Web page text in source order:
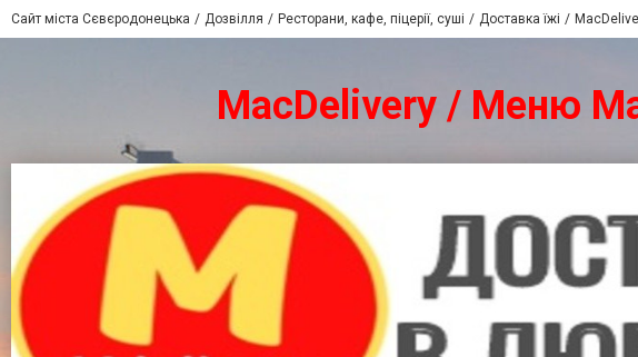
Сайт міста Сєвєродонецька Дозвілля Ресторани, кафе, піцерії, суші Доставка їжі
MacDelivery / Меню